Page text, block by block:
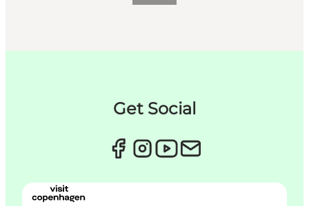
Get Social